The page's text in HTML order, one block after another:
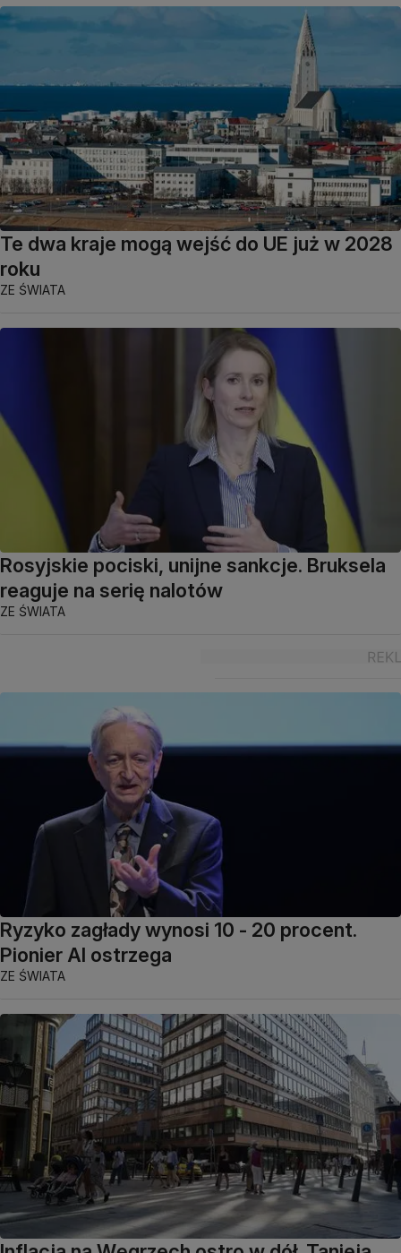
Te dwa kraje mogą wejść do UE już w 2028
roku
ZE ŚWIATA
Rosyjskie pociski, unijne sankcje. Bruksela
reaguje na serię nalotów
ZE ŚWIATA
Ryzyko zagłady wynosi 10 - 20 procent.
Pionier AI ostrzega
ZE ŚWIATA